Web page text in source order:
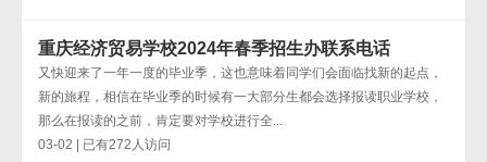
重庆经济贸易学校2024年春季招生办联系电话
又快迎来了一年一度的毕业季，这也意味着同学们会面临找新的起点，
新的旅程，相信在毕业季的时候有一大部分生都会选择报读职业学校，
那么在报读的之前，肯定要对学校进行全...
03-02 | 已有272人访问